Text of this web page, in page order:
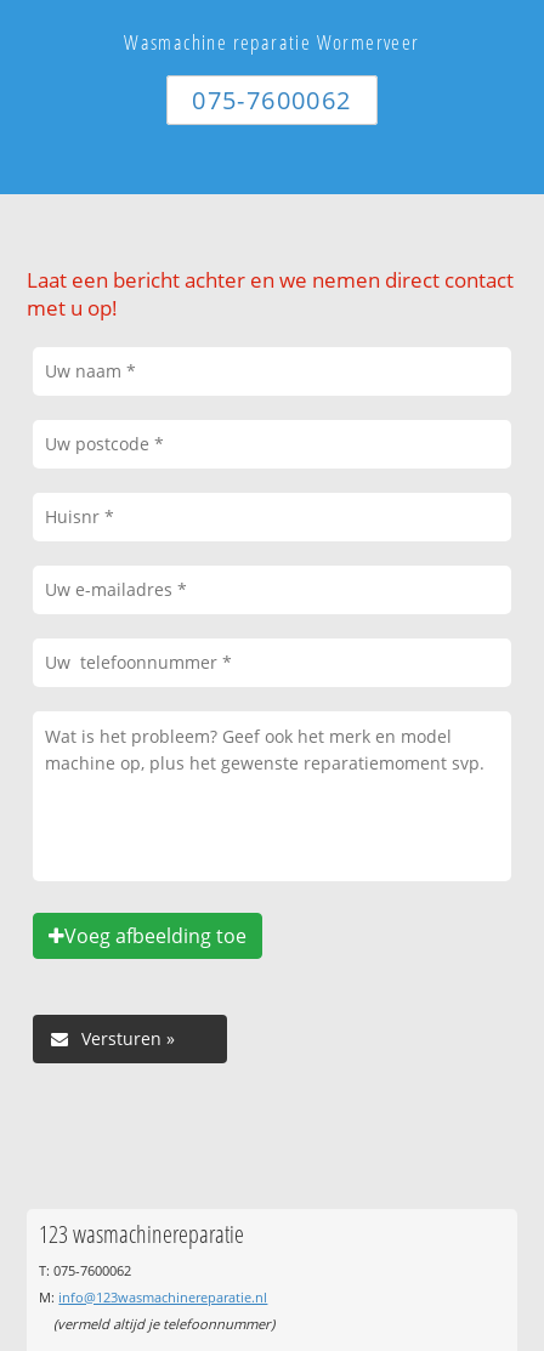
Wasmachine reparatie Wormerveer
075-7600062
Laat een bericht achter en we nemen direct contact
met u op!
Voeg afbeelding toe
123 wasmachinereparatie
T: 075-7600062
M: info@123wasmachinereparatie.nl
(vermeld altijd je telefoonnummer)